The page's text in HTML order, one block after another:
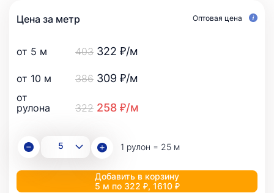
Цена за метр Оптовая цена
от 5 м 403 322 ₽/м
от 10 м 386 309 ₽/м
от
рулона
322 258 ₽/м
1 рулон = 25 м
Добавить в корзину
5 м по 322 ₽, 1610 ₽